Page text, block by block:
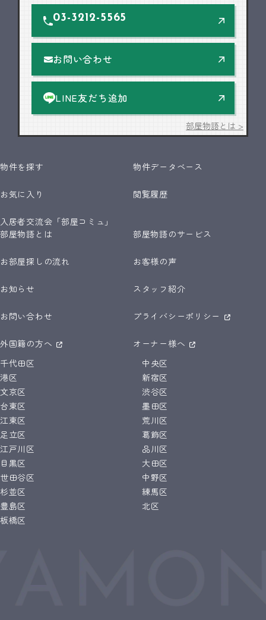
03-3212-5565
お問い合わせ
LINE友だち追加
部屋物語とは >
物件を探す 物件データベース
お気に入り 閲覧履歴
入居者交流会「部屋コミュ」
部屋物語とは
部屋物語のサービス
お部屋探しの流れ お客様の声
お知らせ スタッフ紹介
お問い合わせ プライバシーポリシー
外国籍の方へ
オーナー様へ
千代田区
中央区
港区
新宿区
文京区
渋谷区
台東区
墨田区
江東区
荒川区
足立区
葛飾区
江戸川区
品川区
目黒区
大田区
世田谷区
中野区
杉並区
練馬区
豊島区
北区
板橋区